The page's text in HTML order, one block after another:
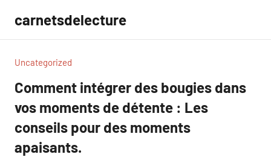
contenu
carnetsdelecture
Uncategorized
Comment intégrer des bougies dans
vos moments de détente : Les
conseils pour des moments
apaisants.